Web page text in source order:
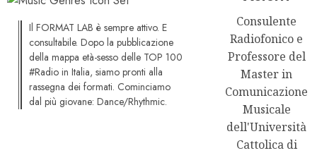
Il FORMAT LAB è sempre attivo. E
consultabile. Dopo la pubblicazione
della mappa età-sesso delle TOP 100
#Radio in Italia, siamo pronti alla
rassegna dei formati. Cominciamo
dal più giovane: Dance/Rhythmic.
Consulente
Radiofonico e
Professore del
Master in
Comunicazione
Musicale
dell'Università
Cattolica di